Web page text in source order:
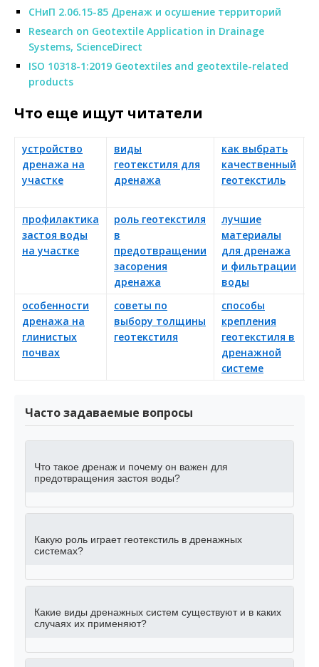
СНиП 2.06.15-85 Дренаж и осушение территорий
Research on Geotextile Application in Drainage
Systems, ScienceDirect
ISO 10318-1:2019 Geotextiles and geotextile-related
products
Что еще ищут читатели
устройство
дренажа на
участке
виды
геотекстиля для
дренажа
как выбрать
качественный
геотекстиль
профилактика
застоя воды
на участке
роль геотекстиля
в
предотвращении
засорения
дренажа
лучшие
материалы
для дренажа
и фильтрации
воды
особенности
дренажа на
глинистых
почвах
советы по
выбору толщины
геотекстиля
способы
крепления
геотекстиля в
дренажной
системе
Часто задаваемые вопросы
Что такое дренаж и почему он важен для
предотвращения застоя воды?
Какую роль играет геотекстиль в дренажных
системах?
Какие виды дренажных систем существуют и в каких
случаях их применяют?